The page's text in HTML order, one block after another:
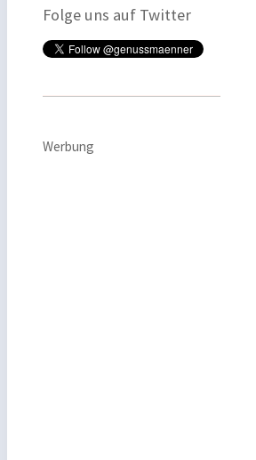
Folge uns auf Twitter
Werbung